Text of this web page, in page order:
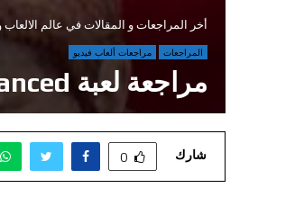
أخر المراجعات و المقالات في عالم الالعاب و
المراجعات مراجعات ألعاب فيديو
مراجعة لعبة Hellblade 2 Enhanced
شارك 0